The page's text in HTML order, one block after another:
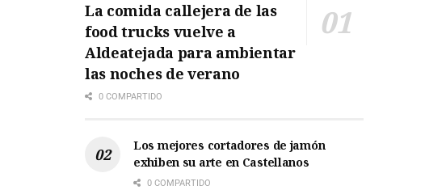
La comida callejera de las
food trucks vuelve a
Aldeatejada para ambientar
las noches de verano
0 COMPARTIDO
Los mejores cortadores de jamón
exhiben su arte en Castellanos
0 COMPARTIDO